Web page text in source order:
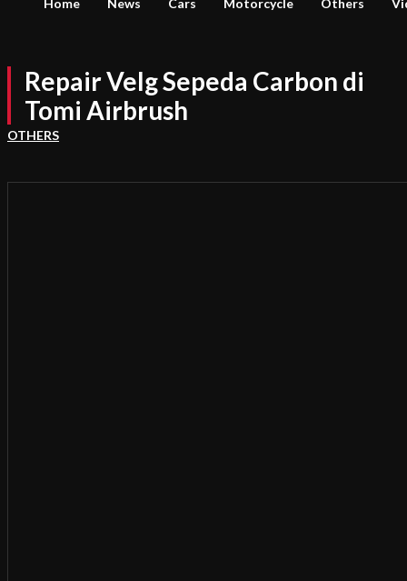
Home News Cars Motorcycle Others
Repair Velg Sepeda Carbon di
Tomi Airbrush
OTHERS